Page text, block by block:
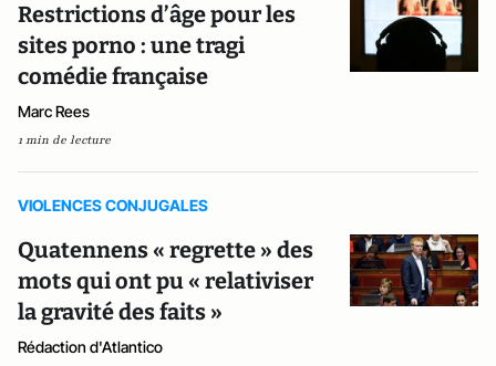
Restrictions d’âge pour les
sites porno : une tragi
comédie française
Marc Rees
1 min de lecture
VIOLENCES CONJUGALES
Quatennens « regrette » des
mots qui ont pu « relativiser
la gravité des faits »
Rédaction d'Atlantico